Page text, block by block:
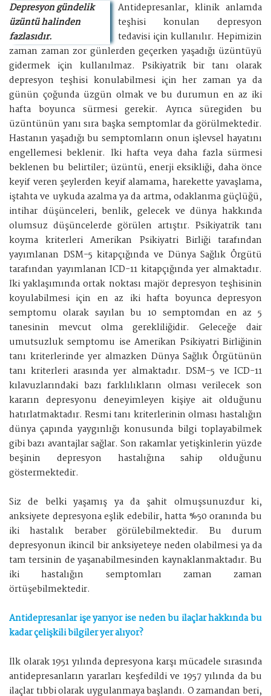
Depresyon gündelik
üzüntü halinden
fazlasıdır.
Antidepresanlar, klinik anlamda
teşhisi konulan depresyon
tedavisi için kullanılır. Hepimizin
zaman zaman zor günlerden geçerken yaşadığı üzüntüyü
gidermek için kullanılmaz. Psikiyatrik bir tanı olarak
depresyon teşhisi konulabilmesi için her zaman ya da
günün çoğunda üzgün olmak ve bu durumun en az iki
hafta boyunca sürmesi gerekir. Ayrıca süregiden bu
üzüntünün yanı sıra başka semptomlar da görülmektedir.
Hastanın yaşadığı bu semptomların onun işlevsel hayatını
engellemesi beklenir. İki hafta veya daha fazla sürmesi
beklenen bu belirtiler; üzüntü, enerji eksikliği, daha önce
keyif veren şeylerden keyif alamama, harekette yavaşlama,
iştahta ve uykuda azalma ya da artma, odaklanma güçlüğü,
intihar düşünceleri, benlik, gelecek ve dünya hakkında
olumsuz düşüncelerde görülen artıştır. Psikiyatrik tanı
koyma kriterleri Amerikan Psikiyatri Birliği tarafından
yayımlanan DSM-5 kitapçığında ve Dünya Sağlık Örgütü
tarafından yayımlanan ICD-11 kitapçığında yer almaktadır.
İki yaklaşımında ortak noktası majör depresyon teşhisinin
koyulabilmesi için en az iki hafta boyunca depresyon
semptomu olarak sayılan bu 10 semptomdan en az 5
tanesinin mevcut olma gerekliliğidir. Geleceğe dair
umutsuzluk semptomu ise Amerikan Psikiyatri Birliğinin
tanı kriterlerinde yer almazken Dünya Sağlık Örgütünün
tanı kriterleri arasında yer almaktadır. DSM-5 ve ICD-11
kılavuzlarındaki bazı farklılıkların olması verilecek son
kararın depresyonu deneyimleyen kişiye ait olduğunu
hatırlatmaktadır. Resmi tanı kriterlerinin olması hastalığın
dünya çapında yaygınlığı konusunda bilgi toplayabilmek
gibi bazı avantajlar sağlar. Son rakamlar yetişkinlerin yüzde
beşinin depresyon hastalığına sahip olduğunu
göstermektedir.
Siz de belki yaşamış ya da şahit olmuşsunuzdur ki,
anksiyete depresyona eşlik edebilir, hatta %50 oranında bu
iki hastalık beraber görülebilmektedir. Bu durum
depresyonun ikincil bir anksiyeteye neden olabilmesi ya da
tam tersinin de yaşanabilmesinden kaynaklanmaktadır. Bu
iki hastalığın semptomları zaman zaman
örtüşebilmektedir.
Antidepresanlar işe yarıyor ise neden bu ilaçlar hakkında bu
kadar çelişkili bilgiler yer alıyor?
İlk olarak 1951 yılında depresyona karşı mücadele sırasında
antidepresanların yararları keşfedildi ve 1957 yılında da bu
ilaçlar tıbbi olarak uygulanmaya başlandı. O zamandan beri,